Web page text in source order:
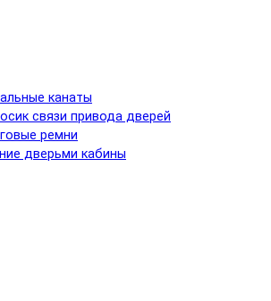
канаты
связи привода дверей
ремни
дверьми кабины